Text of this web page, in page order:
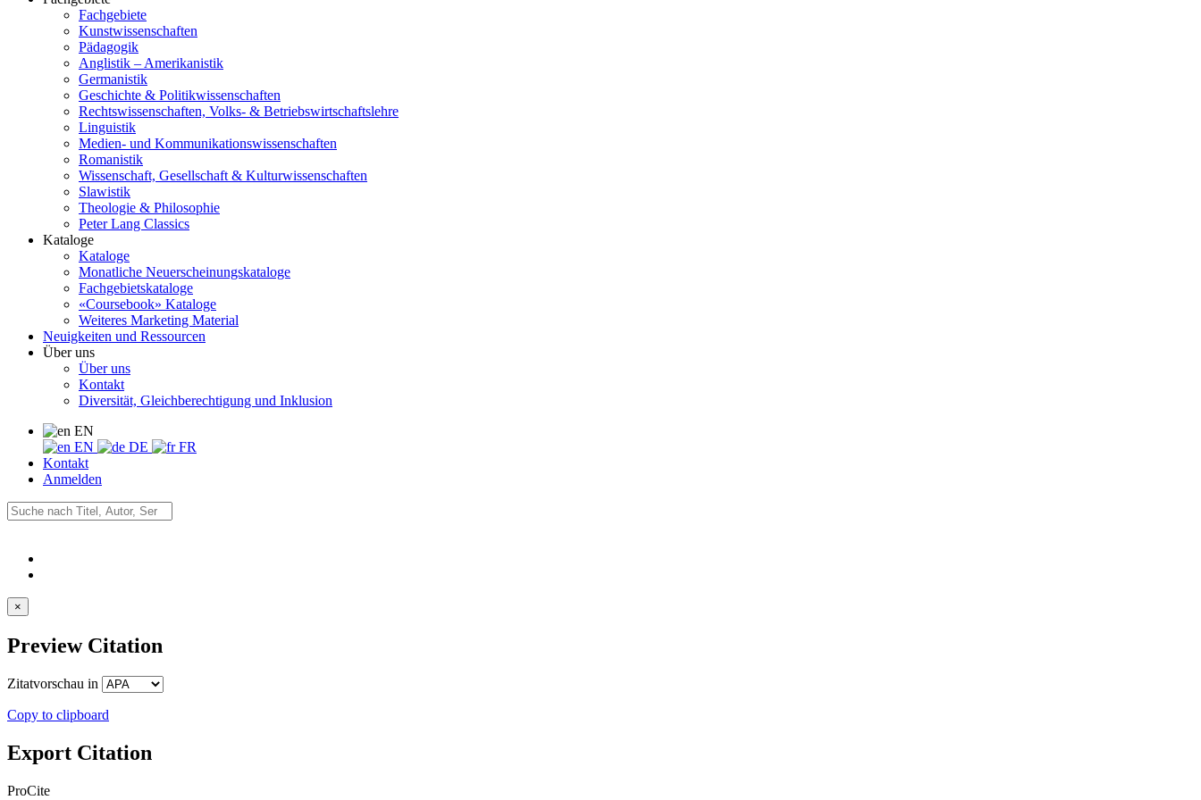
Fachgebiete
Kunstwissenschaften
Pädagogik
Anglistik – Amerikanistik
Germanistik
Geschichte & Politikwissenschaften
Rechtswissenschaften, Volks- & Betriebswirtschaftslehre
Linguistik
Medien- und Kommunikationswissenschaften
Romanistik
Wissenschaft, Gesellschaft & Kulturwissenschaften
Slawistik
Theologie & Philosophie
Peter Lang Classics
Kataloge
Kataloge
Monatliche Neuerscheinungskataloge
Fachgebietskataloge
«Coursebook» Kataloge
Weiteres Marketing Material
Neuigkeiten und Ressourcen
Über uns
Über uns
Kontakt
Diversität, Gleichberechtigung und Inklusion
EN
EN
DE
FR
Kontakt
Anmelden
×
Preview Citation
Zitatvorschau in
Copy to clipboard
Export Citation
ProCite